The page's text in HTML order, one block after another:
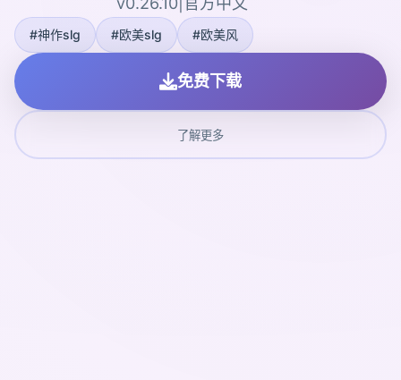
#神作slg #欧美slg #欧美风
免费下载
了解更多